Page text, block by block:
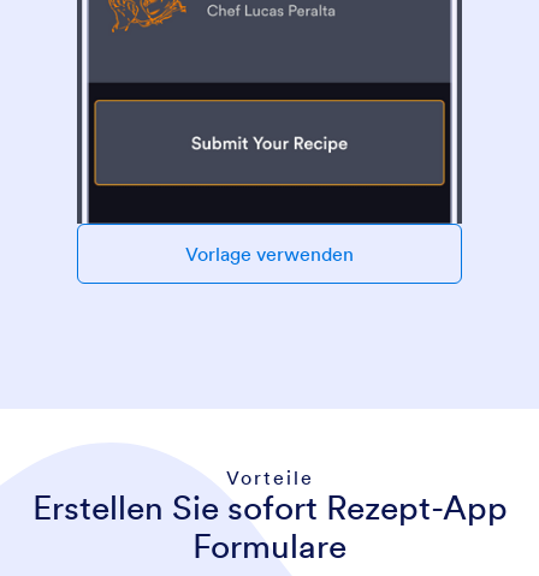
Vorlage verwenden
Vorteile
Erstellen Sie sofort Rezept-App
Formulare